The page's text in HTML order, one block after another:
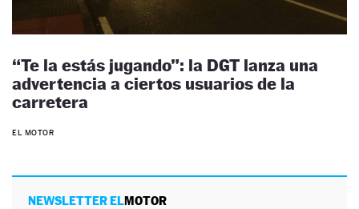
“Te la estás jugando”: la DGT lanza una
advertencia a ciertos usuarios de la
carretera
EL MOTOR
NEWSLETTER ELMOTOR